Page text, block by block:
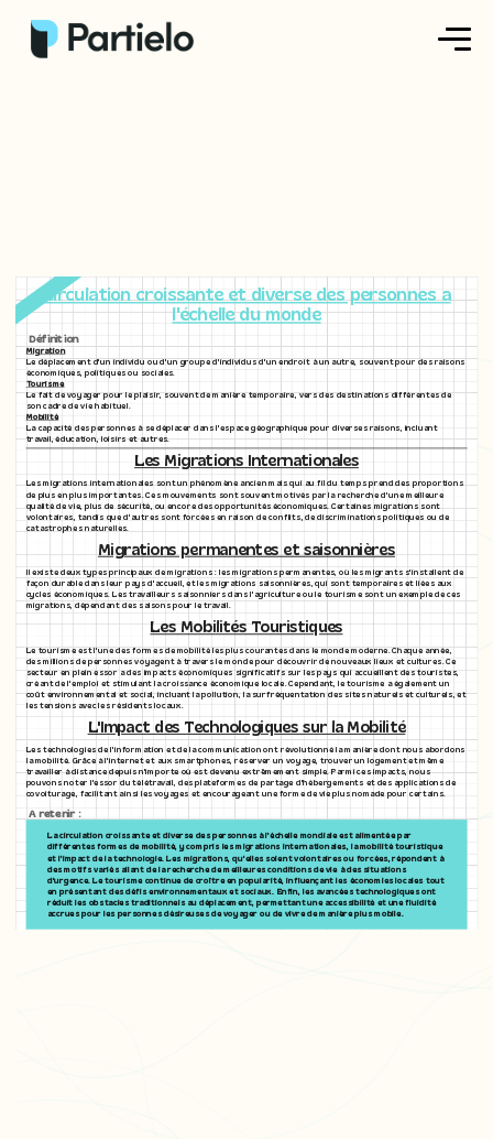
S'inscrire
Circulation croissante et diverse des personnes a
l'échelle du monde
Définition
Migration
Le déplacement d'un individu ou d'un groupe d'individus d'un endroit à un autre, souvent pour des raisons
économiques, politiques ou sociales.
Tourisme
Le fait de voyager pour le plaisir, souvent de manière temporaire, vers des destinations différentes de
son cadre de vie habituel.
Mobilité
La capacité des personnes à se déplacer dans l'espace géographique pour diverses raisons, incluant
travail, éducation, loisirs et autres.
Les Migrations Internationales
Les migrations internationales sont un phénomène ancien mais qui au fil du temps prend des proportions
de plus en plus importantes. Ces mouvements sont souvent motivés par la recherche d'une meilleure
qualité de vie, plus de sécurité, ou encore des opportunités économiques. Certaines migrations sont
volontaires, tandis que d'autres sont forcées en raison de conflits, de discriminations politiques ou de
catastrophes naturelles.
Migrations permanentes et saisonnières
Il existe deux types principaux de migrations : les migrations permanentes, où les migrants s'installent de
façon durable dans leur pays d'accueil, et les migrations saisonnières, qui sont temporaires et liées aux
cycles économiques. Les travailleurs saisonniers dans l'agriculture ou le tourisme sont un exemple de ces
migrations, dépendant des saisons pour le travail.
Les Mobilités Touristiques
Le tourisme est l'une des formes de mobilité les plus courantes dans le monde moderne. Chaque année,
des millions de personnes voyagent à travers le monde pour découvrir de nouveaux lieux et cultures. Ce
secteur en plein essor a des impacts économiques significatifs sur les pays qui accueillent des touristes,
créant de l'emploi et stimulant la croissance économique locale. Cependant, le tourisme a également un
coût environnemental et social, incluant la pollution, la surfréquentation des sites naturels et culturels, et
les tensions avec les résidents locaux.
L'Impact des Technologiques sur la Mobilité
Les technologies de l'information et de la communication ont révolutionné la manière dont nous abordons
la mobilité. Grâce à l'internet et aux smartphones, réserver un voyage, trouver un logement et même
travailler à distance depuis n'importe où est devenu extrêmement simple. Parmi ces impacts, nous
pouvons noter l'essor du télétravail, des plateformes de partage d'hébergements et des applications de
covoiturage, facilitant ainsi les voyages et encourageant une forme de vie plus nomade pour certains.
A retenir :
La circulation croissante et diverse des personnes à l'échelle mondiale est alimentée par
différentes formes de mobilité, y compris les migrations internationales, la mobilité touristique
et l'impact de la technologie. Les migrations, qu'elles soient volontaires ou forcées, répondent à
des motifs variés allant de la recherche de meilleures conditions de vie à des situations
d'urgence. Le tourisme continue de croître en popularité, influençant les économies locales tout
en présentant des défis environnementaux et sociaux. Enfin, les avancées technologiques ont
réduit les obstacles traditionnels au déplacement, permettant une accessibilité et une fluidité
accrues pour les personnes désireuses de voyager ou de vivre de manière plus mobile.